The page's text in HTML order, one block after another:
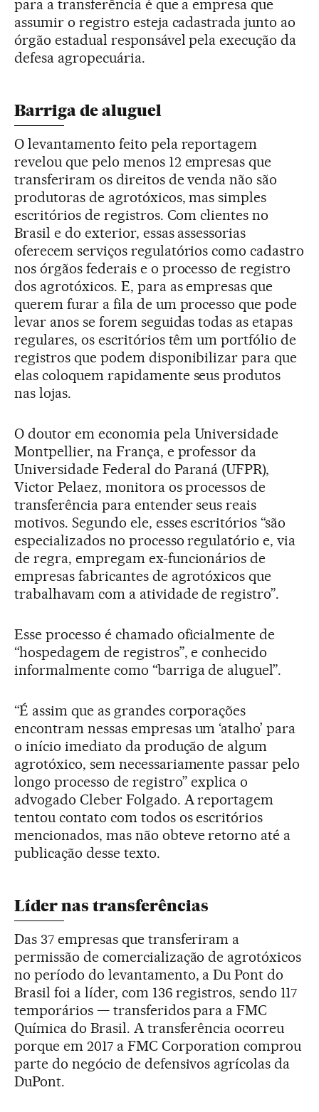
para a transferência é que a empresa que
assumir o registro esteja cadastrada junto ao
órgão estadual responsável pela execução da
defesa agropecuária.
Barriga de aluguel
O levantamento feito pela reportagem
revelou que pelo menos 12 empresas que
transferiram os direitos de venda não são
produtoras de agrotóxicos, mas simples
escritórios de registros. Com clientes no
Brasil e do exterior, essas assessorias
oferecem serviços regulatórios como cadastro
nos órgãos federais e o processo de registro
dos agrotóxicos. E, para as empresas que
querem furar a fila de um processo que pode
levar anos se forem seguidas todas as etapas
regulares, os escritórios têm um portfólio de
registros que podem disponibilizar para que
elas coloquem rapidamente seus produtos
nas lojas.
O doutor em economia pela Universidade
Montpellier, na França, e professor da
Universidade Federal do Paraná (UFPR),
Victor Pelaez, monitora os processos de
transferência para entender seus reais
motivos. Segundo ele, esses escritórios “são
especializados no processo regulatório e, via
de regra, empregam ex-funcionários de
empresas fabricantes de agrotóxicos que
trabalhavam com a atividade de registro”.
Esse processo é chamado oficialmente de
“hospedagem de registros”, e conhecido
informalmente como “barriga de aluguel”.
“É assim que as grandes corporações
encontram nessas empresas um ‘atalho’ para
o início imediato da produção de algum
agrotóxico, sem necessariamente passar pelo
longo processo de registro” explica o
advogado Cleber Folgado. A reportagem
tentou contato com todos os escritórios
mencionados, mas não obteve retorno até a
publicação desse texto.
Líder nas transferências
Das 37 empresas que transferiram a
permissão de comercialização de agrotóxicos
no período do levantamento, a Du Pont do
Brasil foi a líder, com 136 registros, sendo 117
temporários — transferidos para a FMC
Química do Brasil. A transferência ocorreu
porque em 2017 a FMC Corporation comprou
parte do negócio de defensivos agrícolas da
DuPont.